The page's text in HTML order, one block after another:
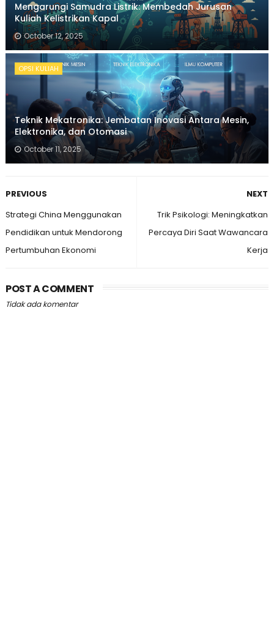
Mengarungi Samudra Listrik: Membedah Jurusan
Kuliah Kelistrikan Kapal
October 12, 2025
OPSI KULIAH
Teknik Mekatronika: Jembatan Inovasi Antara Mesin,
Elektronika, dan Otomasi
October 11, 2025
NEXT
Trik Psikologi: Meningkatkan
Percaya Diri Saat Wawancara
Kerja
PREVIOUS
Strategi China Menggunakan
Pendidikan untuk Mendorong
Pertumbuhan Ekonomi
POST A COMMENT
Tidak ada komentar